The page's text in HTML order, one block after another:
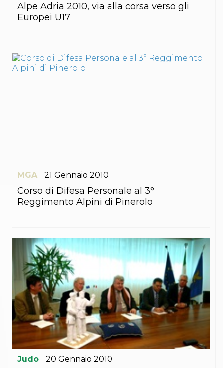
S'istrumpa
News
Merchandising
Corsi FIJLKAM-FISDIR
Corsi Preparatore Fisico
Edutraining class - Didattica infantile
Corso dirigenti sportivi
Sportello Fiscale
Modulistica
Quesiti fiscali
Sostenibilità
Documenti
Alpe Adria 2010, via alla corsa verso gli
Europei U17
MGA 21 Gennaio 2010
Corso di Difesa Personale al 3°
Reggimento Alpini di Pinerolo
Judo 20 Gennaio 2010